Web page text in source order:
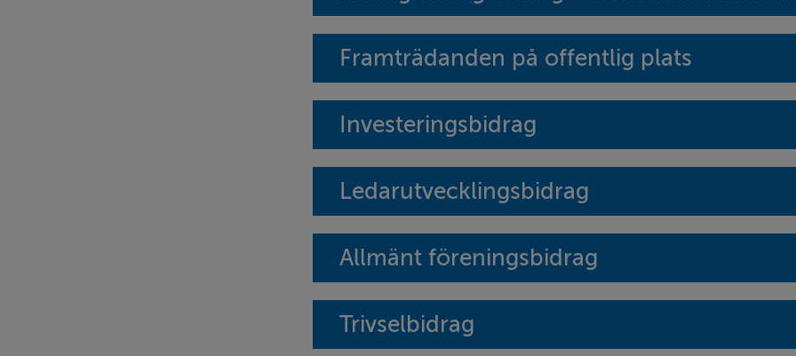
Framträdanden på offentlig plats
Investeringsbidrag
Ledarutvecklingsbidrag
Allmänt föreningsbidrag
Trivselbidrag